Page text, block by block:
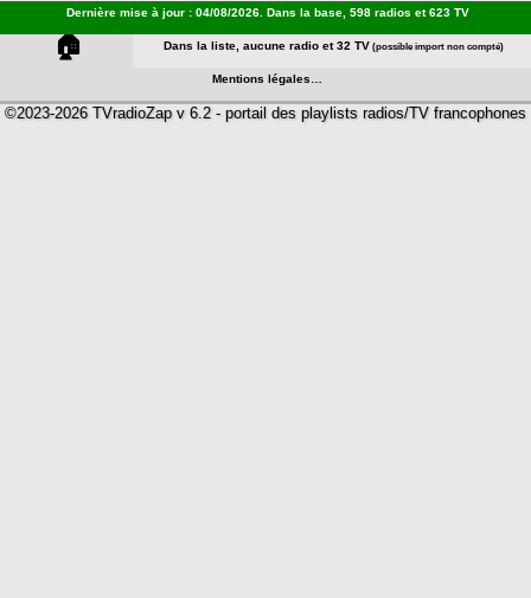
Dernière mise à jour : 04/08/2026. Dans la base, 598 radios et 623 TV
🏠 Dans la liste, aucune radio et 32 TV (possible import non compté)
Mentions légales…
©2023-2026 TVradioZap v 6.2 - portail des playlists radios/TV francophones